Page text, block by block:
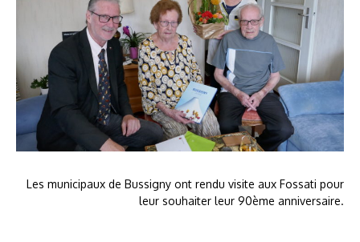
Les municipaux de Bussigny ont rendu visite aux Fossati pour
leur souhaiter leur 90ème anniversaire.